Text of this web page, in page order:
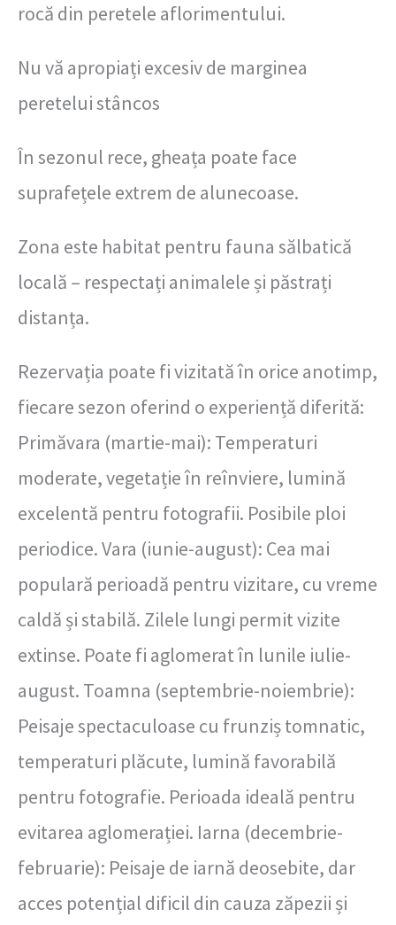
rocă din peretele aflorimentului.
Nu vă apropiați excesiv de marginea
peretelui stâncos
În sezonul rece, gheața poate face
suprafețele extrem de alunecoase.
Zona este habitat pentru fauna sălbatică
locală – respectați animalele și păstrați
distanța.
Rezervația poate fi vizitată în orice anotimp,
fiecare sezon oferind o experiență diferită:
Primăvara (martie-mai): Temperaturi
moderate, vegetație în reînviere, lumină
excelentă pentru fotografii. Posibile ploi
periodice. Vara (iunie-august): Cea mai
populară perioadă pentru vizitare, cu vreme
caldă și stabilă. Zilele lungi permit vizite
extinse. Poate fi aglomerat în lunile iulie-
august. Toamna (septembrie-noiembrie):
Peisaje spectaculoase cu frunziș tomnatic,
temperaturi plăcute, lumină favorabilă
pentru fotografie. Perioada ideală pentru
evitarea aglomerației. Iarna (decembrie-
februarie): Peisaje de iarnă deosebite, dar
acces potențial dificil din cauza zăpezii și